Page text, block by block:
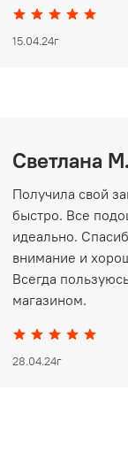
15.04.24г
Светлана М.
Получила свой
быстро. Все
идеально.
внимание и
Всегда
магазином.
28.04.24г